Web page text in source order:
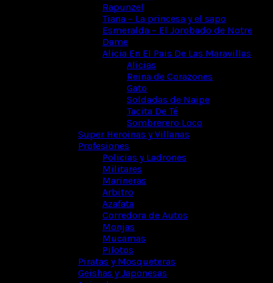
Rapunzel
Tiana – La princesa y el sapo
Esmeralda – El Jorobado de Notre
Dame
Alicia En El Pais De Las Maravillas
Alicias
Reina de Corazones
Gato
Soldadas de Naipe
Tacita De Té
Sombrerero Loco
Super Heroinas y Villanas
Profesiones
Policias y Ladrones
Militares
Marineras
Arbitro
Azafata
Corredora de Autos
Monjas
Mucamas
Pilotos
Piratas y Mosqueteras
Geishas y Japonesas